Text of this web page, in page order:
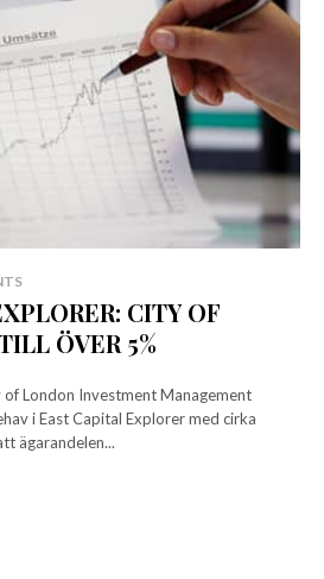
CITY OF
ÖVER 5%
London Investment Management
i East Capital Explorer med cirka
ägarandelen...